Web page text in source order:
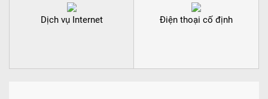
Dịch vụ Internet Điện thoại cố định